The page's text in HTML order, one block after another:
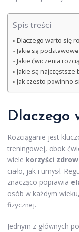
Spis treści
Dlaczego warto się
Jakie są
Jakie ćwiczenia
Jakie są najczęstsze
Jak często powinno
Dlaczego
Rozciąganie jest
treningowej, obok
wiele korzyści
ciało, jak i umysł.
znacząco poprawia
osób w każdym
fizycznej.
Jednym z głównych